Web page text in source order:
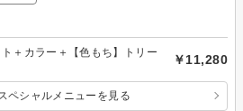
ト＋カラー＋【色もち】トリー
￥11,280
ペシャルメニューを見る